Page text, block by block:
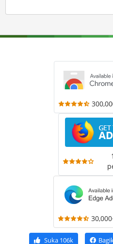
Suka106k